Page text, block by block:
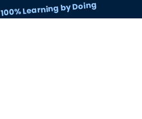
100% Learning by Doing